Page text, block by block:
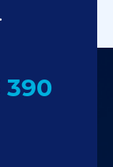
390